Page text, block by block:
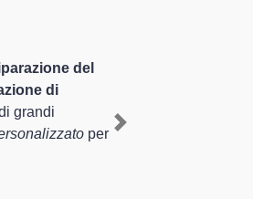
di Persico Dosimo e
, mediante il ripristino
elettrodomestici da riparare
Next